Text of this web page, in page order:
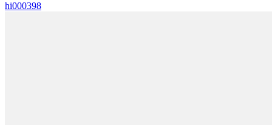
hi000398